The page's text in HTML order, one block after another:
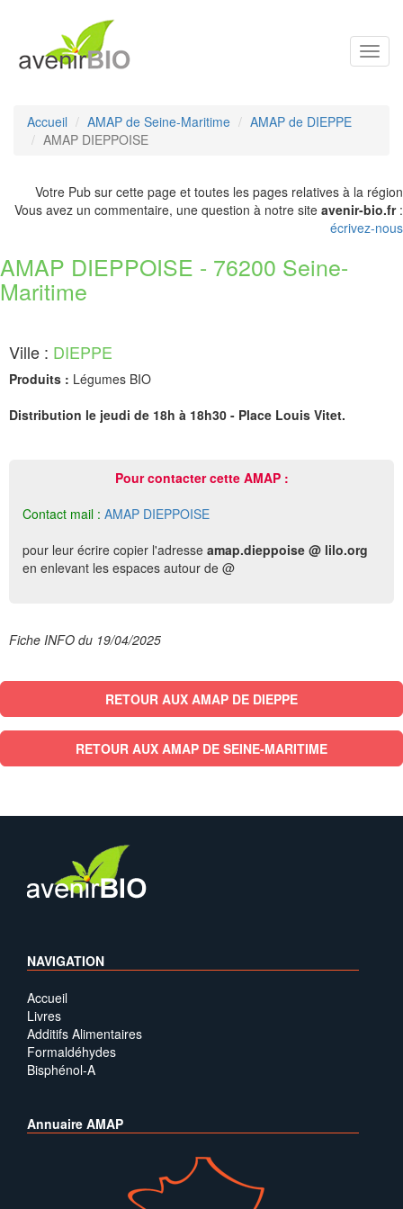
Accueil AMAP de Seine-Maritime
AMAP de DIEPPE
AMAP DIEPPOISE
Votre Pub sur cette page et toutes les pages relatives à la région
Vous avez un commentaire, une question à notre site avenir-bio.fr:
écrivez-nous
AMAP DIEPPOISE - 76200 Seine-
Maritime
Ville : DIEPPE
Produits : Légumes BIO
Distribution le jeudi de 18h à 18h30 - Place Louis Vitet.
Pour contacter cette AMAP :
Contact mail : AMAP DIEPPOISE
pour leur écrire copier l'adresse amap.dieppoise @ lilo.org
en enlevant les espaces autour de @
Fiche INFO du 19/04/2025
RETOUR AUX AMAP DE DIEPPE
RETOUR AUX AMAP DE SEINE-MARITIME
NAVIGATION
Accueil
Livres
Additifs Alimentaires
Formaldéhydes
Bisphénol-A
Annuaire AMAP